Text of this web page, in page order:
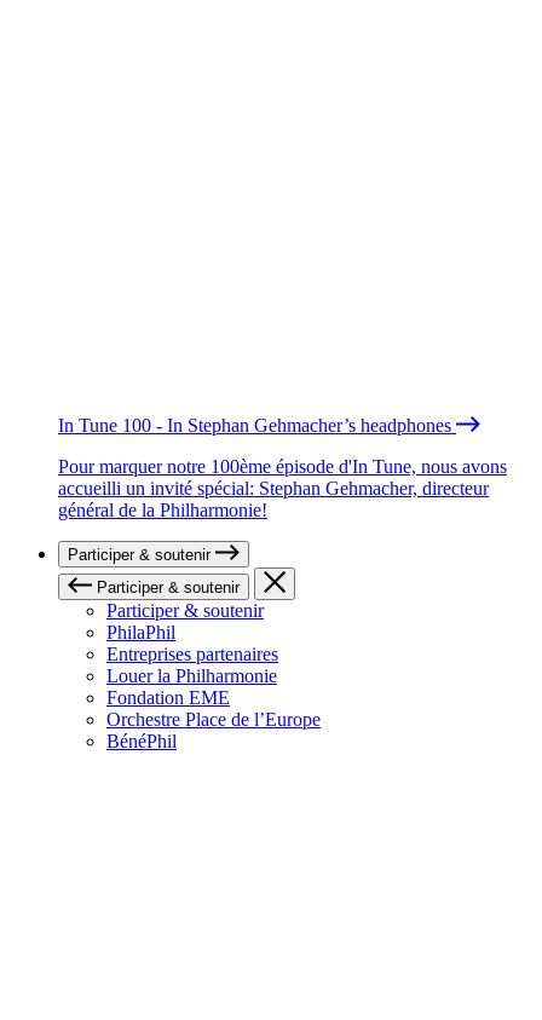
In Tune 100 - In Stephan Gehmacher’s headphones
Pour marquer notre 100ème épisode d'In Tune, nous avons
accueilli un invité spécial: Stephan Gehmacher, directeur
général de la Philharmonie!
Participer & soutenir
Participer & soutenir
Participer & soutenir
PhilaPhil
Entreprises partenaires
Louer la Philharmonie
Fondation EME
Orchestre Place de l’Europe
BénéPhil